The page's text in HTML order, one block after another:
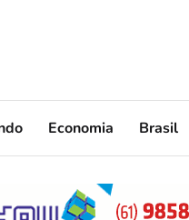
Economia Brasil